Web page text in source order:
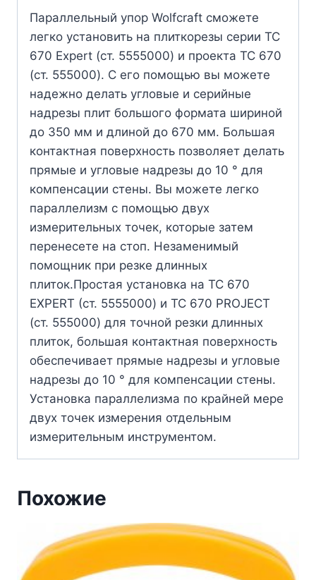
Параллельный упор Wolfcraft сможете
легко установить на плиткорезы серии TC
670 Expert (ст. 5555000) и проекта TC 670
(ст. 555000). С его помощью вы можете
надежно делать угловые и серийные
надрезы плит большого формата шириной
до 350 мм и длиной до 670 мм. Большая
контактная поверхность позволяет делать
прямые и угловые надрезы до 10 ° для
компенсации стены. Вы можете легко
параллелизм с помощью двух
измерительных точек, которые затем
перенесете на стоп. Незаменимый
помощник при резке длинных
плиток.Простая установка на TC 670
EXPERT (ст. 5555000) и TC 670 PROJECT
(ст. 555000) для точной резки длинных
плиток, большая контактная поверхность
обеспечивает прямые надрезы и угловые
надрезы до 10 ° для компенсации стены.
Установка параллелизма по крайней мере
двух точек измерения отдельным
измерительным инструментом.
Похожие